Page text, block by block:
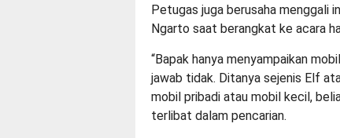
Petugas juga berusaha menggali
Ngarto saat berangkat ke acara
“Bapak hanya menyampaikan
jawab tidak. Ditanya sejenis Elf
mobil pribadi atau mobil kecil,
terlibat dalam pencarian.